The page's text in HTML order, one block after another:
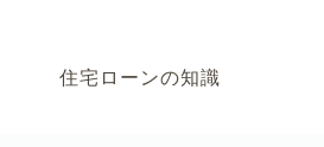
住宅ローンの知識